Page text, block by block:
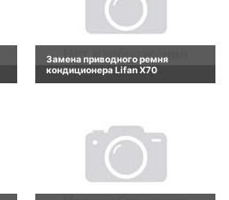
Замена приводного ремня
кондиционера Lifan X70